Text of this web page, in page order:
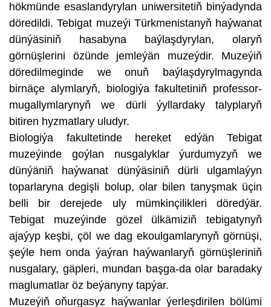
hökmünde esaslandyrylan uniwersitetiň binýadynda
döredildi. Tebigat muzeýi Türkmenistanyň haýwanat
dünýäsiniň hasabyna baýlaşdyrylan, olaryň
görnüşlerini özünde jemleýän muzeýdir. Muzeýiň
döredilmeginde we onuň baýlaşdyrylmagynda
birnäçe alymlaryň, biologiýa fakultetiniň professor-
mugallymlarynyň we dürli ýyllardaky talyplaryň
bitiren hyzmatlary uludyr.
Biologiýa fakultetinde hereket edýän Tebigat
muzeýinde goýlan nusgalyklar ýurdumyzyň we
dünýäniň haýwanat dünýäsiniň dürli ulgamlaýyn
toparlaryna degişli bolup, olar bilen tanyşmak üçin
belli bir derejede uly mümkinçilikleri döredýär.
Tebigat muzeýinde gözel ülkämiziň tebigatynyň
ajaýyp keşbi, çöl we dag ekoulgamlarynyň görnüşi,
şeýle hem onda ýaýran haýwanlaryň görnüşleriniň
nusgalary, gäpleri, mundan başga-da olar baradaky
maglumatlar öz beýanyny tapýar.
Muzeýiň oňurgasyz haýwanlar ýerleşdirilen bölümi